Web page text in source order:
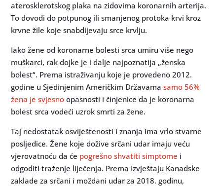
aterosklerotskog plaka na zidovima koronarnih arterija.
To dovodi do potpunog ili smanjenog protoka krvi kroz
krvne žile koje snabdijevaju srce krvlju.
Iako žene od koronarne bolesti srca umiru više nego
muškarci, rak dojke je i dalje najpoznatija „ženska
bolest“. Prema istraživanju koje je provedeno 2012.
godine u Sjedinjenim Američkim Državamasamo 56%
žena je svjesno opasnosti i činjenice da je koronarna
bolest srca vodeći uzrok smrti za žene.
Taj nedostatak osviještenosti i znanja ima vrlo stvarne
posljedice. Žene koje dožive srčani udar imaju veću
vjerovatnoću da će pogrešno shvatiti simptome i
odgoditi traženje liječenja. Prema Izvještaju Kanadske
zaklade za srčani i moždani udar za 2018. godinu,